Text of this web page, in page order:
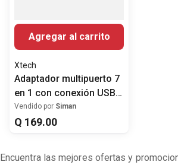
Agregar al carrito
Xtech
Adaptador multipuerto 7
en 1 con conexión USB-
C
Vendido por Siman
Q 169.00
Encuentra las mejores ofertas y